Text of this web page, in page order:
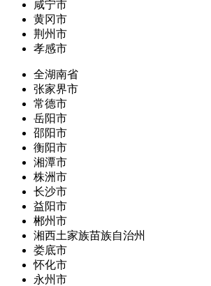
咸宁市
黄冈市
荆州市
孝感市
全湖南省
张家界市
常德市
岳阳市
邵阳市
衡阳市
湘潭市
株洲市
长沙市
益阳市
郴州市
湘西土家族苗族自治州
娄底市
怀化市
永州市